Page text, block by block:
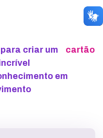
para criar um cart|
em